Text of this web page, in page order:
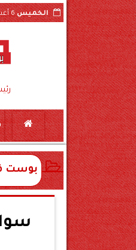
الخميس6 أغسطس 2026
فيديو الواقعة بسوهاج
بوست